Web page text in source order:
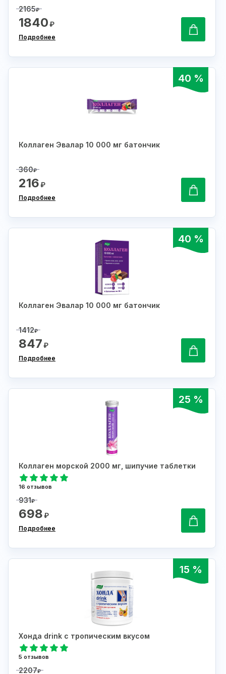
2165₽
1840₽
Подробнее
40 %
Коллаген Эвалар 10 000 мг батончик
360₽
216₽
Подробнее
40 %
Коллаген Эвалар 10 000 мг батончик
1412₽
847₽
Подробнее
25 %
Коллаген морской 2000 мг, шипучие таблетки
16 отзывов
931₽
698₽
Подробнее
15 %
Хонда drink с тропическим вкусом
5 отзывов
2207₽